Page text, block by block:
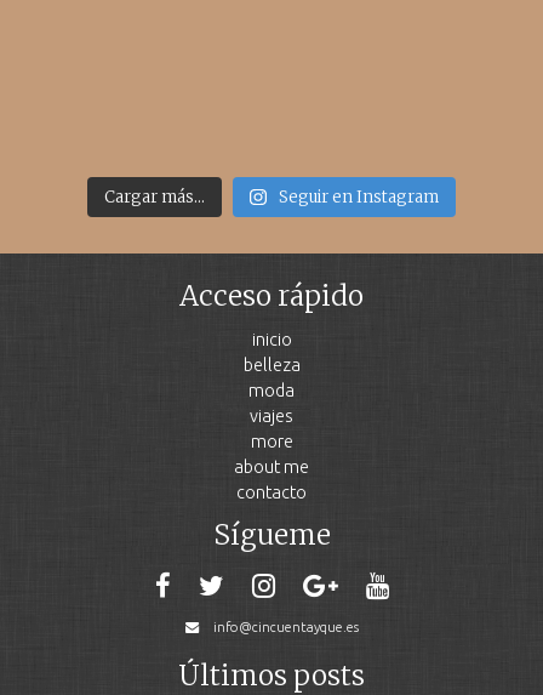
Cargar más... Seguir en Instagram
Acceso rápido
inicio
belleza
moda
viajes
more
about me
contacto
Sígueme
info@cincuentayque.es
Últimos posts